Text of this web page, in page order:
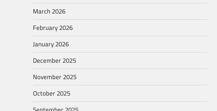
March 2026
February 2026
January 2026
December 2025
November 2025
October 2025